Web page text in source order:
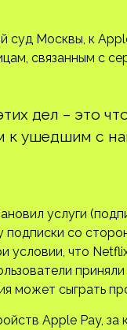
Москвы, к
связанным с
дел – это
к ушедшим с
услуги
подписки со
условии, что
может сыграть
Apple Pay, за